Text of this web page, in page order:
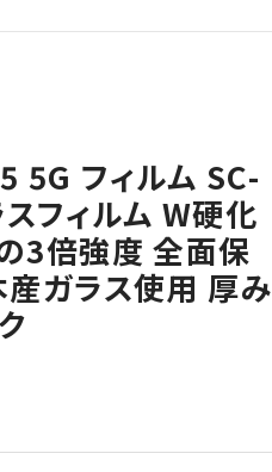
フィルム SC-
フィルム W硬化
3倍強度 全面保
ガラス使用 厚み